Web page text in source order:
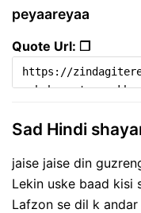
peyaareyaa
Quote Url: ❐
Sad Hindi
jaise jaise din
Lekin uske baad kisi
Lafzon se dil k